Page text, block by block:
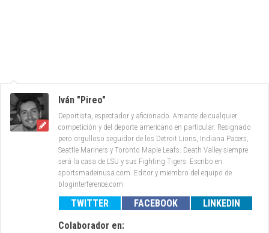
Iván "Pireo"
Deportista, espectador y aficionado. Amante de cualquier
competición y del deporte americano en particular. Resignado
pero orgulloso seguidor de los Detroit Lions, Indiana Pacers,
Seattle Mariners y Toronto Maple Leafs. Death Valley siempre
será la casa de LSU y sus Fighting Tigers. Escribo en
sportsmadeinusa.com. Editor y miembro del equipo de
bloginterference.com
TWITTER FACEBOOK
LINKEDIN
Colaborador en: